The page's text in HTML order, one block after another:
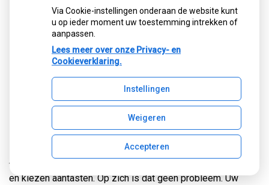
Niet vaker dan 7x iets eten of drinken
per dag
Veel voedingsmiddelen kunnen het glazuur van uw tanden
en kiezen aantasten. Op zich is dat geen probleem. Uw
Via Cookie-instellingen onderaan de website kunt
u op ieder moment uw toestemming intrekken of
aanpassen.
Lees meer over onze Privacy- en
Cookieverklaring.
Instellingen
Weigeren
Accepteren